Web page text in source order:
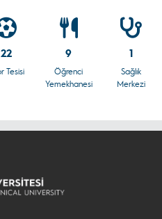
22
Tesisi
9
Öğrenci
Yemekhanesi
1
Sağlık
Merkezi